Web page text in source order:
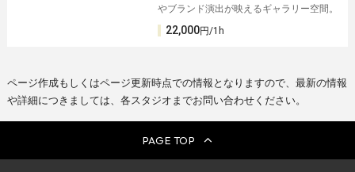
やブランド演出が映えるギャラリー空間。
22,000円/1h
ページ作成もしくはページ更新時点での情報となりますので、最新の情報
や詳細につきましては、各スタジオまでお問い合わせください。
PAGE TOP